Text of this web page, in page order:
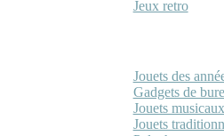
Jeux retro
Jouets des
Gadgets de
Jouets musicaux
Jouets